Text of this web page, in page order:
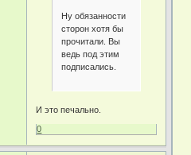
Ну обязанности
сторон хотя бы
прочитали. Вы
ведь под этим
подписались.
И это печально.
0